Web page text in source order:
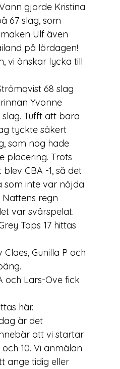
gjorde Kristina
67 slag, som
Ulf även
på lördagen!
vi önskar lycka till
68 slag
Yvonne
Tufft att bara
tyckte säkert
som nog hade
placering. Trots
CBA -1, så det
som inte var nöjda
Nattens regn
var svårspelat.
Tops 17 hittas
Gunilla P och
och Lars-Ove fick
här.
är det
att vi startar
10. Vi anmälan
ange tidig eller